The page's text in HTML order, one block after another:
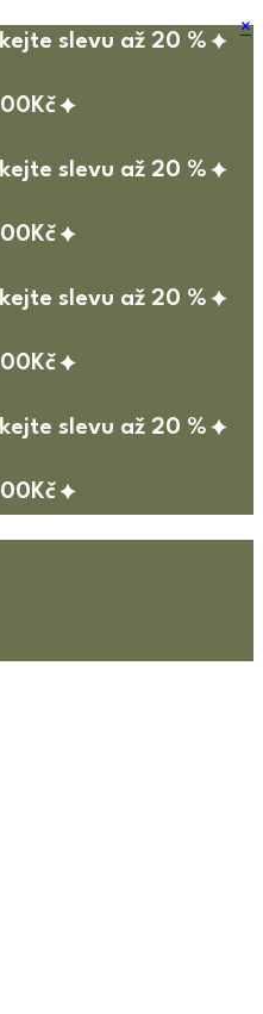
slevu až 20 %
slevu až 20 %
slevu až 20 %
slevu až 20 %
×